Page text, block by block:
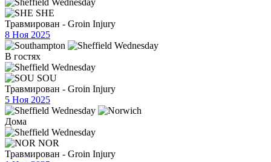
SHE
Травмирован - Groin Injury
8 Ноя 2025
В гостях
SOU
Травмирован - Groin Injury
5 Ноя 2025
Дома
NOR
Травмирован - Groin Injury